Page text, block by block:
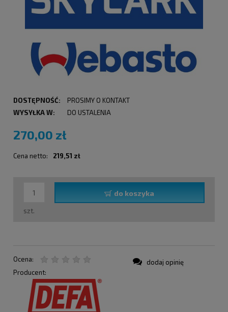
DOSTĘPNOŚĆ:
PROSIMY O KONTAKT
WYSYŁKA W:
DO USTALENIA
270,00 zł
Cena netto: 219,51 zł
szt.
do koszyka
Ocena:
Producent:
dodaj opinię